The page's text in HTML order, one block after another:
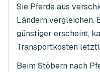
Sie Pferde aus
Ländern vergleichen.
günstiger erscheint,
Transportkosten
Beim Stöbern nach